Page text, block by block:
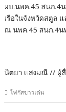
ผบ.นพค.45 สนภ.4
เรือในจังหวัดสตูล
ณ นพค.45 สนภ.4น
นิตยา แสงมณี // ผู้
โฟกัสข่าวเด่น